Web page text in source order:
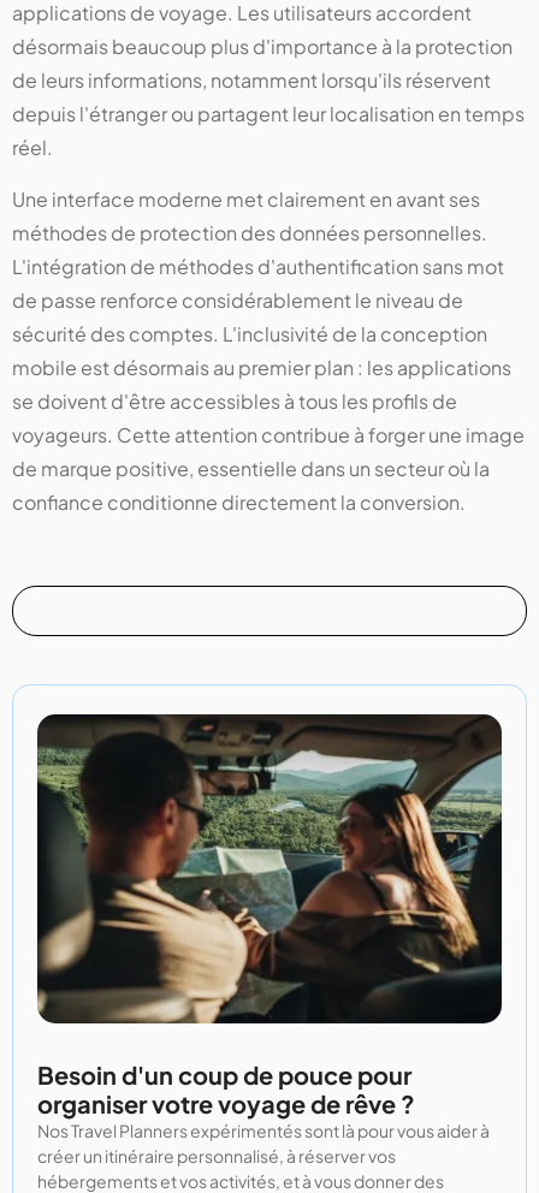
applications de voyage. Les utilisateurs accordent
désormais beaucoup plus d'importance à la protection
de leurs informations, notamment lorsqu'ils réservent
depuis l'étranger ou partagent leur localisation en temps
réel.
Une interface moderne met clairement en avant ses
méthodes de protection des données personnelles.
L'intégration de méthodes d'authentification sans mot
de passe renforce considérablement le niveau de
sécurité des comptes. L'inclusivité de la conception
mobile est désormais au premier plan : les applications
se doivent d'être accessibles à tous les profils de
voyageurs. Cette attention contribue à forger une image
de marque positive, essentielle dans un secteur où la
confiance conditionne directement la conversion.
Besoin d'un coup de pouce pour
organiser votre voyage de rêve ?
Nos Travel Planners expérimentés sont là pour vous aider à
créer un itinéraire personnalisé, à réserver vos
hébergements et vos activités, et à vous donner des